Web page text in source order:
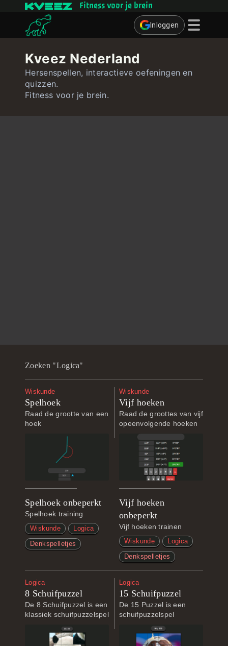
Fitness voor je brein
Inloggen
Quizzen
Kveez Nederland
Hersenspellen, interactieve oefeningen en
quizzen.
Fitness voor je brein.
Zoeken "Logica"
Wiskunde
Spelhoek
Raad de grootte van een
hoek
Spelhoek onbeperkt
Spelhoek training
Wiskunde
Logica
Denkspelletjes
Wiskunde
Vijf hoeken
Raad de groottes van vijf
opeenvolgende hoeken
Vijf hoeken
onbeperkt
Vijf hoeken trainen
Wiskunde
Logica
Denkspelletjes
Logica
8 Schuifpuzzel
De 8 Schuifpuzzel is een
klassiek schuifpuzzelspel
Logica
15 Schuifpuzzel
De 15 Puzzel is een
schuifpuzzelspel